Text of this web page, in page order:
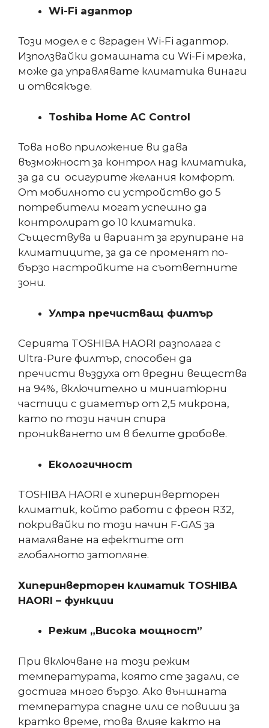
Wi-Fi адаптор
Този модел е с вграден Wi-Fi адаптор.
Използвайки домашната си Wi-Fi мрежа,
може да управлявате климатика винаги
и отвсякъде.
Toshiba Home AC Control
Това ново приложение ви дава
възможност за контрол над климатика,
за да си осигурите желания комфорт.
От мобилното си устройство до 5
потребители могат успешно да
контролират до 10 климатика.
Съществува и вариант за групиране на
климатиците, за да се променят по-
бързо настройките на съответните
зони.
Ултра пречистващ филтър
Серията TOSHIBA HAORI разполага с
Ultra-Pure филтър, способен да
пречисти въздуха от вредни вещества
на 94%, включително и миниатюрни
частици с диаметър от 2,5 микрона,
като по този начин спира
проникването им в белите дробове.
Екологичност
TOSHIBA HAORI е хиперинверторен
климатик, който работи с фреон R32,
покривайки по този начин F-GAS за
намаляване на ефектите от
глобалното затопляне.
Хиперинверторен климатик TOSHIBA
HAORI – функции
Режим „Висока мощност”
При включване на този режим
температурата, която сте задали, се
достига много бързо. Ако външната
температура спадне или се повиши за
кратко време, това влияе както на